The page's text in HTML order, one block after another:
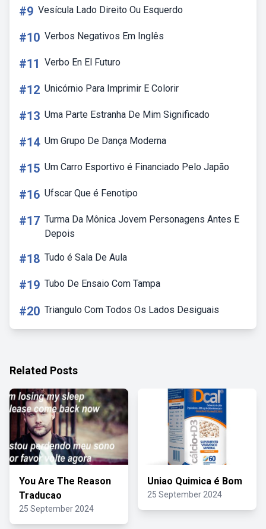
#9 Vesícula Lado Direito Ou Esquerdo
#10 Verbos Negativos Em Inglês
#11 Verbo En El Futuro
#12 Unicórnio Para Imprimir E Colorir
#13 Uma Parte Estranha De Mim Significado
#14 Um Grupo De Dança Moderna
#15 Um Carro Esportivo é Financiado Pelo Japão
#16 Ufscar Que é Fenotipo
#17 Turma Da Mônica Jovem Personagens Antes E
Depois
#18 Tudo é Sala De Aula
#19 Tubo De Ensaio Com Tampa
#20 Triangulo Com Todos Os Lados Desiguais
Related Posts
You Are The Reason
Traducao
25 September 2024
Uniao Quimica é Bom
25 September 2024